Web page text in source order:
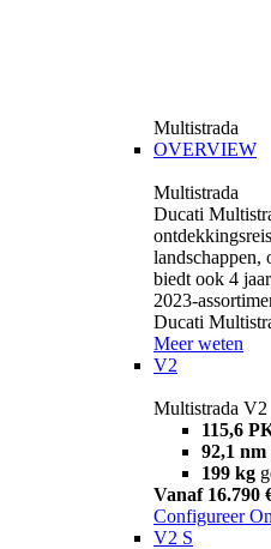
Multistrada
OVERVIEW
Multistrada
Ducati
landschappen,
biedt ook 4
2023-
Ducati
Meer weten
V2
Multistrada V2
115,6
92,1 nm
199 kg
Vanaf 16.790
Configureer
V2 S